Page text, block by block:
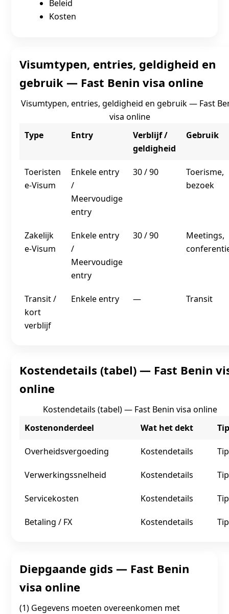
Beleid
Kosten
Visumtypen, entries, geldigheid en
gebruik — Fast Benin visa online
Visumtypen, entries, geldigheid en gebruik — Fast
visa online
Type
Entry
Verblijf /
geldigheid
Gebruik
Toeristen
e‑Visum
Enkele entry
/
Meervoudige
entry
30 / 90
Toerisme,
bezoek
Zakelijk
e‑Visum
Enkele entry
/
Meervoudige
entry
30 / 90
Meetings,
Transit /
kort
verblijf
Enkele entry — Transit
Kostendetails (tabel) — Fast Benin
online
Kostendetails (tabel) — Fast Benin visa online
Kostenonderdeel
Wat het dekt Tip
Overheidsvergoeding Kostendetails Tip
Verwerkingssnelheid Kostendetails Tip
Servicekosten Kostendetails Tip
Betaling / FX Kostendetails Tip
Diepgaande gids — Fast Benin
visa online
(1) Gegevens moeten overeenkomen met